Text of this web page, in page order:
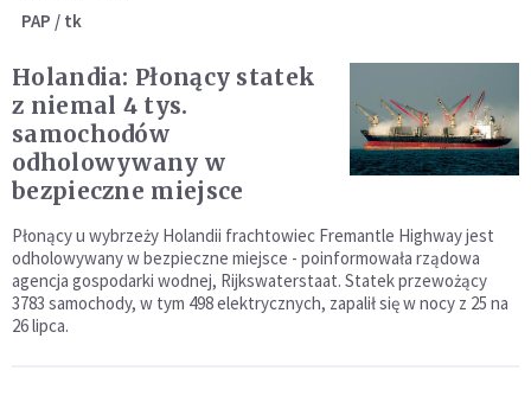
PAP / tk
Holandia: Płonący statek
z niemal 4 tys.
samochodów
odholowywany w
bezpieczne miejsce
Płonący u wybrzeży Holandii frachtowiec Fremantle Highway jest
odholowywany w bezpieczne miejsce - poinformowała rządowa
agencja gospodarki wodnej, Rijkswaterstaat. Statek przewożący
3783 samochody, w tym 498 elektrycznych, zapalił się w nocy z 25 na
26 lipca.